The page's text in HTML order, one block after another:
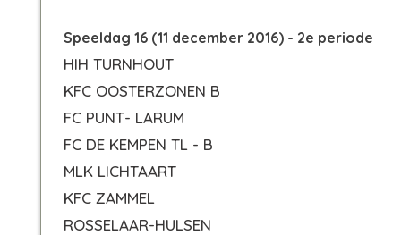
Speeldag 16 (11 december 2016) - 2e periode
HIH TURNHOUT
KFC OOSTERZONEN B
FC PUNT- LARUM
FC DE KEMPEN TL - B
MLK LICHTAART
KFC ZAMMEL
ROSSELAAR-HULSEN